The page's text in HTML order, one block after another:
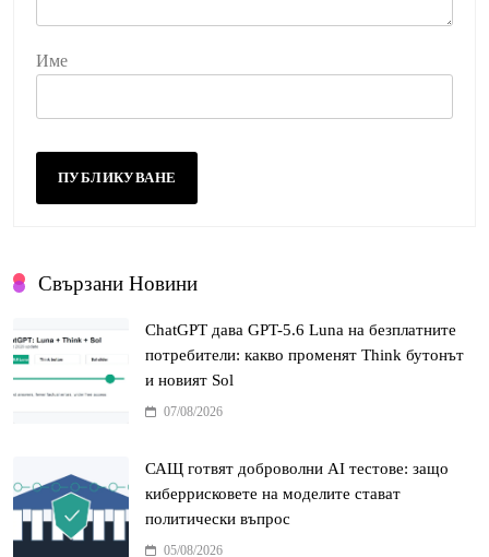
Име
Свързани Новини
ChatGPT дава GPT-5.6 Luna на безплатните
потребители: какво променят Think бутонът
и новият Sol
07/08/2026
САЩ готвят доброволни AI тестове: защо
киберрисковете на моделите стават
политически въпрос
05/08/2026